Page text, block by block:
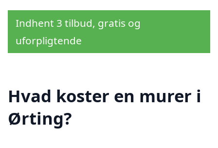
Indhent 3 tilbud, gratis og
uforpligtende
Hvad koster en murer i
Ørting?